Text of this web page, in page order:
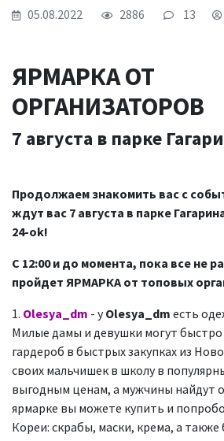
05.08.2022 2886 13
ЯРМАРКА ОТ
ОРГАНИЗАТОРОВ
7 августа в парке
Продолжаем знакомить вас с
ждут вас 7 августа в парке
24-ok!
С 12:00 и до момента, пока все не
пройдет ЯРМАРКА от топовых
1. Olesya_dm - уOlesya_dm есть
Милые дамы и девушки могут
гардероб в быстрых закупках из
своих мальчишек в школу в
выгодным ценам, а мужчины найдут
ярмарке вы можете купить и
Кореи: скрабы, маски, крема, а также